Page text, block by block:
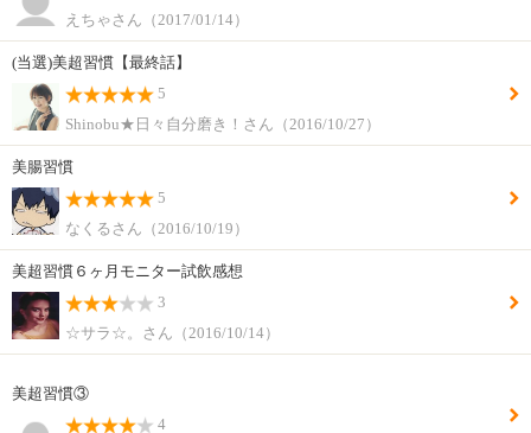
えちゃさん（2017/01/14）
(当選)美超習慣【最終話】
5
Shinobu★日々自分磨き！さん（2016/10/27）
美腸習慣
5
なくるさん（2016/10/19）
美超習慣６ヶ月モニター試飲感想
3
☆サラ☆。さん（2016/10/14）
美超習慣③
4